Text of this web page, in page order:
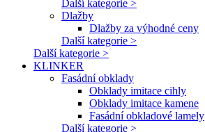
Další kategorie >
Dlažby
Dlažby za výhodné ceny
Další kategorie >
Další kategorie >
KLINKER
Fasádní obklady
Obklady imitace cihly
Obklady imitace kamene
Fasádní obkladové lamely
Další kategorie >